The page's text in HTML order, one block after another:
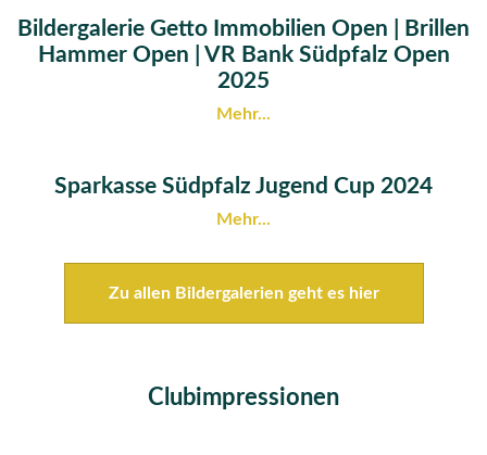
Bildergalerie Getto Immobilien Open | Brillen
Hammer Open | VR Bank Südpfalz Open
2025
Mehr...
Sparkasse Südpfalz Jugend Cup 2024
Mehr...
Zu allen Bildergalerien geht es hier
Clubimpressionen